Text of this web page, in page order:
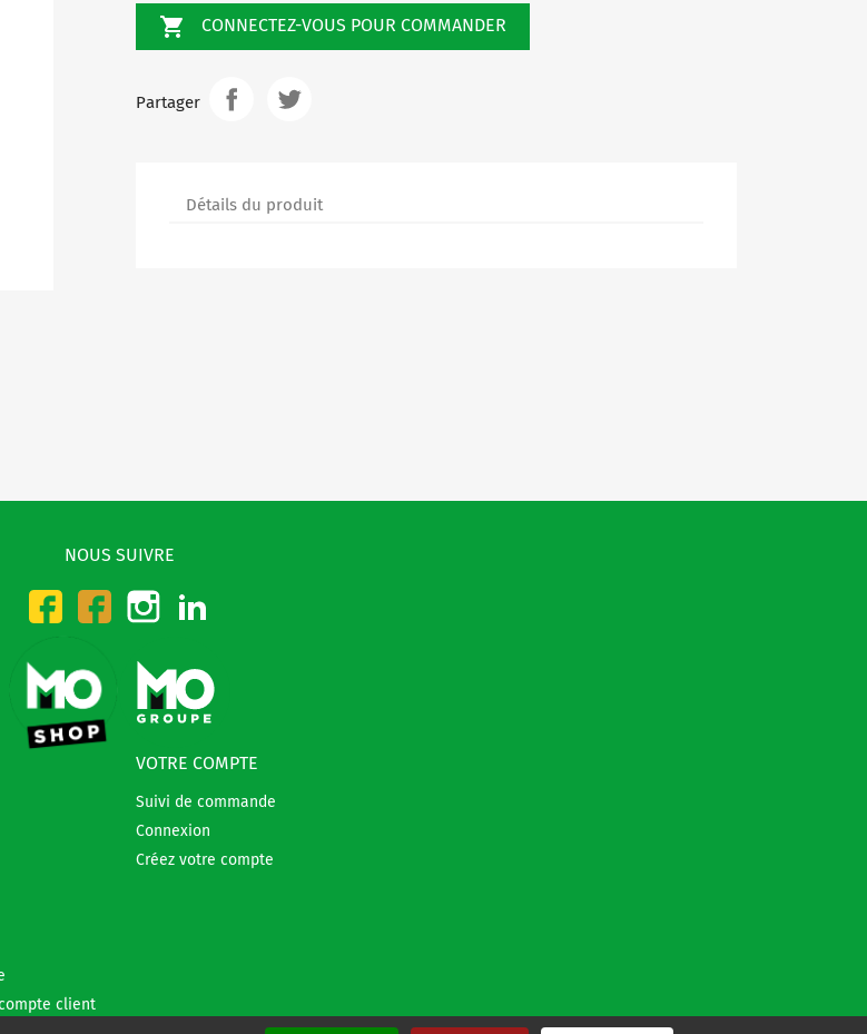
 CONNECTEZ-VOUS POUR COMMANDER
Partager
Détails du produit
NOUS SUIVRE
Facebook-CMO
Facebook-DMO
Instagram
client
VOTRE COMPTE
Suivi de commande
Connexion
Créez votre compte